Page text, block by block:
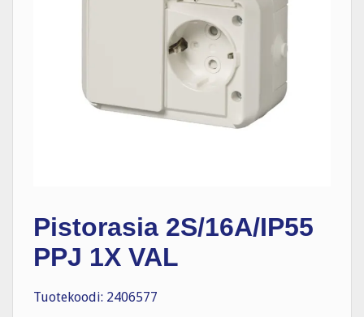
Pistorasia 2S/16A/IP55
PPJ 1X VAL
Tuotekoodi: 2406577